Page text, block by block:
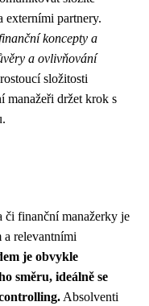
externími partnery.
koncepty a
a ovlivňování
složitosti
manažeři držet krok s
či finanční manažerky je
a relevantními
je obvykle
směru, ideálně se
Absolventi